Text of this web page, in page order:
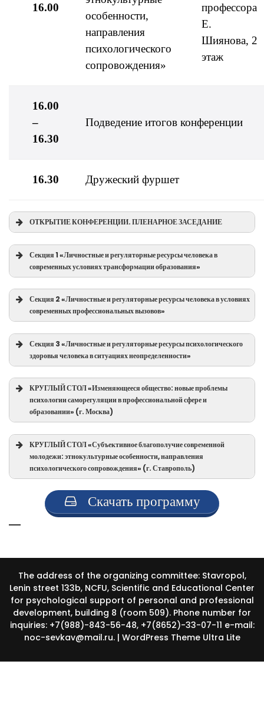
16.00
особенности,
направления
психологического
сопровождения»
профессора
Е.
Шиянова, 2
этаж
16.00
–
16.30
Подведение итогов конференции
16.30 Дружеский фуршет
ОТКРЫТИЕ КОНФЕРЕНЦИИ. ПЛЕНАРНОЕ ЗАСЕДАНИЕ
ОТКРЫТИЕ КОНФЕРЕНЦИИ
ПЛЕНАРНОЕ ЗАСЕДАНИЕ
Ссылка для просмотра открытия
конференции и пленарного
заседания
Секция 1 «Личностные и регуляторные ресурсы человека в
современных условиях трансформации образования»
Секция 1 «Личностные и
регуляторные ресурсы человека в
современных условиях
трансформации образования»
Ссылка для просмотра
Секция 2 «Личностные и регуляторные ресурсы человека в условиях
современных профессиональных вызовов»
Секция 2 «Личностные и
регуляторные ресурсы человека в
условиях современных
профессиональных вызовов»
Секция 3 «Личностные и регуляторные ресурсы психологического
здоровья человека в ситуациях неопределенности»
Секция 3 «Личностные и
психологического здоровья человека
в ситуациях неопределенности»
КРУГЛЫЙ СТОЛ «Изменяющееся общество: новые проблемы
психологии саморегуляции в профессиональной сфере и
образовании» (г. Москва)
КРУГЛЫЙ СТОЛ «Изменяющееся
психологии саморегуляции в
КРУГЛЫЙ СТОЛ «Субъективное благополучие современной
молодежи: этнокультурные особенности, направления
психологического сопровождения» (г. Ставрополь)
КРУГЛЫЙ СТОЛ «Субъективное
молодежи: этнокультурные
особенности, направления
психологического сопровождения»
(г. Ставрополь)
Скачать программу
The address of the organizing committee: Stavropol,
Lenin street 133b, NCFU, Scientific and Educational Center
for psychological support of personal and professional
development, building 8 (room 509). Phone number for
inquiries: +7(988)-843-56-48, +7(8652)-33-07-11 e-mail:
noc-sevkav@mail.ru. | WordPress Theme Ultra Lite